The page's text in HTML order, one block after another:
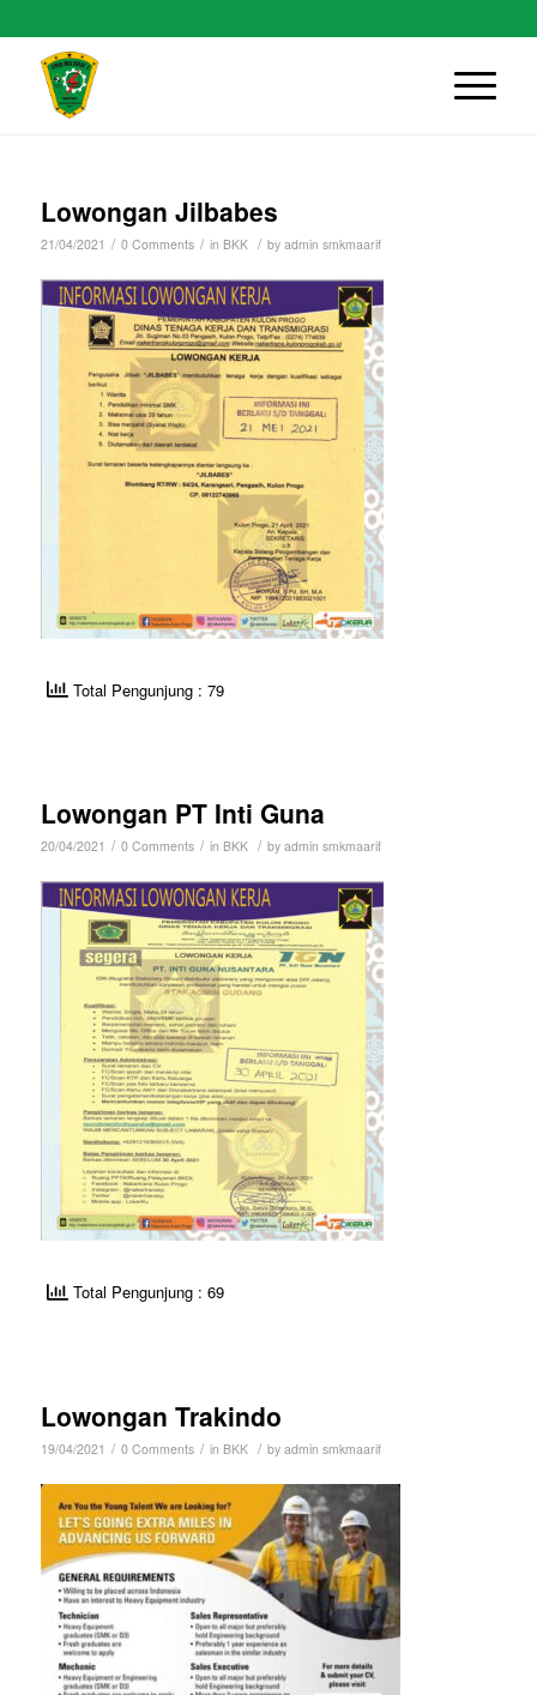
Lowongan Jilbabes
21/04/2021 / 0 Comments / in BKK / by admin smkmaarif
Total Pengunjung : 79
Lowongan PT Inti Guna
20/04/2021 / 0 Comments / in BKK / by admin smkmaarif
Total Pengunjung : 69
Lowongan Trakindo
19/04/2021 / 0 Comments / in BKK / by admin smkmaarif